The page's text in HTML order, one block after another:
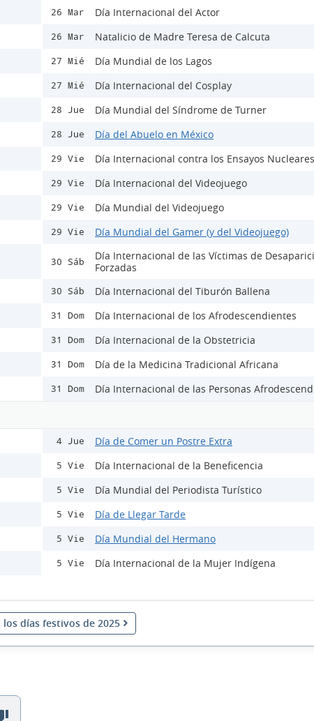
26 Mar Día Internacional del Actor
26 Mar Natalicio de Madre Teresa de Calcuta
27 Mié Día Mundial de los Lagos
27 Mié Día Internacional del Cosplay
28 Jue Día Mundial del Síndrome de Turner
28 Jue Día del Abuelo en México
29 Vie Día Internacional contra los Ensayos Nucleares
29 Vie Día Internacional del Videojuego
29 Vie Día Mundial del Videojuego
29 Vie Día Mundial del Gamer (y del Videojuego)
30 Sáb
Día Internacional de las Víctimas de
Forzadas
30 Sáb Día Internacional del Tiburón Ballena
31 Dom Día Internacional de los Afrodescendientes
31 Dom Día Internacional de la Obstetricia
31 Dom Día de la Medicina Tradicional Africana
31 Dom Día Internacional de las Personas
4 Jue Día de Comer un Postre Extra
5 Vie Día Internacional de la Beneficencia
5 Vie Día Mundial del Periodista Turístico
5 Vie Día de Llegar Tarde
5 Vie Día Mundial del Hermano
5 Vie Día Internacional de la Mujer Indígena
días festivos de 2025